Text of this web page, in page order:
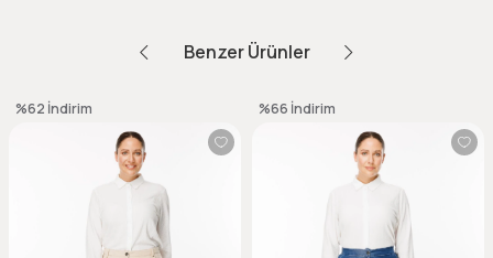
Benzer Ürünler
%62 İndirim %66 İndirim